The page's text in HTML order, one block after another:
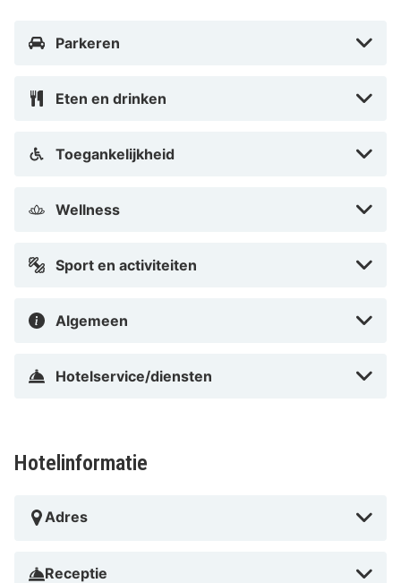
Parkeren
Eten en drinken
Toegankelijkheid
Wellness
Sport en activiteiten
Algemeen
Hotelservice/diensten
Hotelinformatie
Adres
Receptie